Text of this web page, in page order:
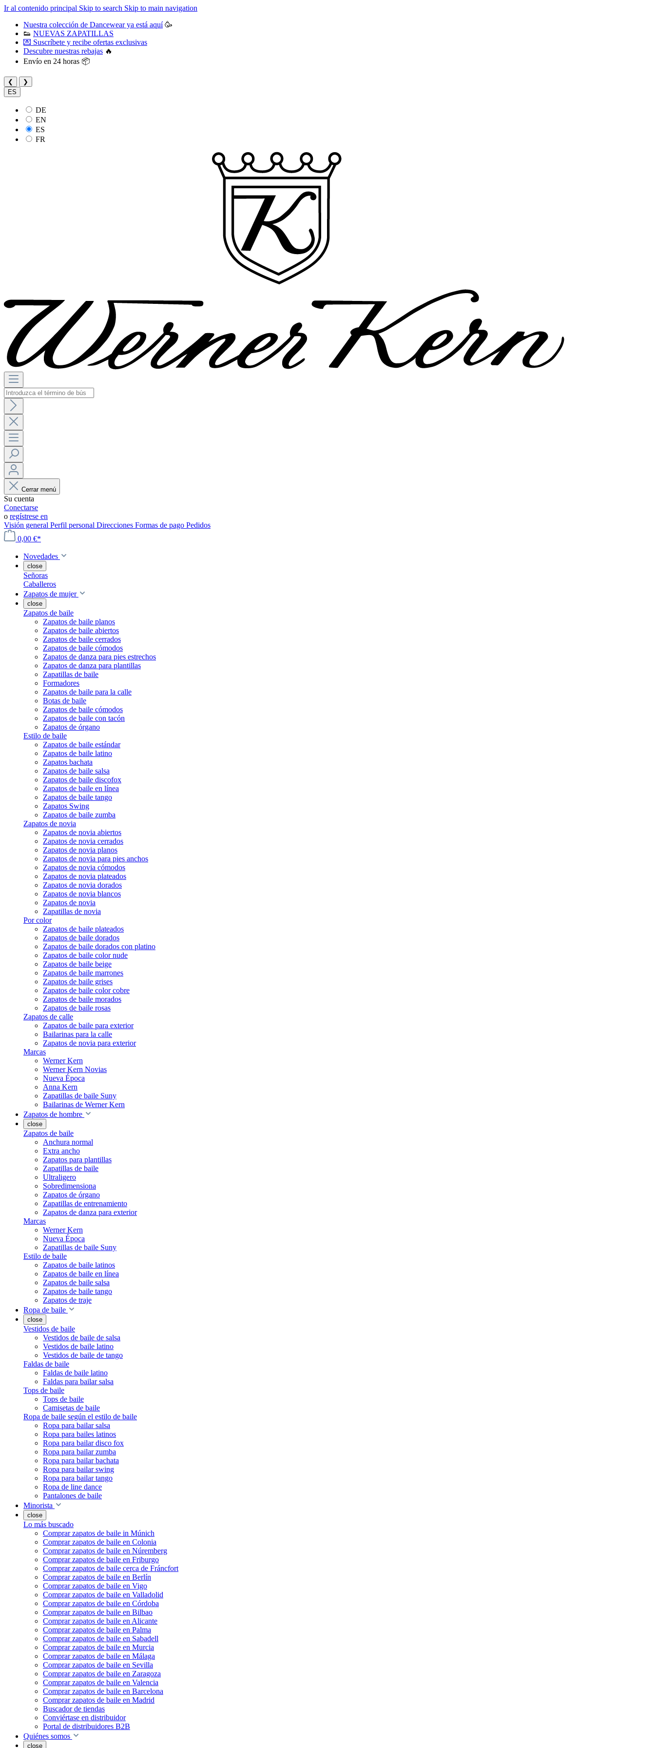
Ir al contenido principal Skip to search Skip to main navigation
Nuestra colección de Dancewear ya está aquí🥳
👟 NUEVAS ZAPATILLAS
💌 Suscríbete y recibe ofertas exclusivas
Descubre nuestras rebajas 🔥
Envío en 24 horas 📦
❮
❯
ES
DE
EN
ES
FR
Cerrar menú
Su cuenta
Conectarse
o regístrese en
Visión general Perfil personal Direcciones Formas de pago Pedidos
0,00 €*
Novedades
close
Señoras
Caballeros
Zapatos de mujer
close
Zapatos de baile
Zapatos de baile planos
Zapatos de baile abiertos
Zapatos de baile cerrados
Zapatos de baile cómodos
Zapatos de danza para pies estrechos
Zapatos de danza para plantillas
Zapatillas de baile
Formadores
Zapatos de baile para la calle
Botas de baile
Zapatos de baile cómodos
Zapatos de baile con tacón
Zapatos de órgano
Estilo de baile
Zapatos de baile estándar
Zapatos de baile latino
Zapatos bachata
Zapatos de baile salsa
Zapatos de baile discofox
Zapatos de baile en línea
Zapatos de baile tango
Zapatos Swing
Zapatos de baile zumba
Zapatos de novia
Zapatos de novia abiertos
Zapatos de novia cerrados
Zapatos de novia planos
Zapatos de novia para pies anchos
Zapatos de novia cómodos
Zapatos de novia plateados
Zapatos de novia dorados
Zapatos de novia blancos
Zapatos de novia
Zapatillas de novia
Por color
Zapatos de baile plateados
Zapatos de baile dorados
Zapatos de baile dorados con platino
Zapatos de baile color nude
Zapatos de baile beige
Zapatos de baile marrones
Zapatos de baile grises
Zapatos de baile color cobre
Zapatos de baile morados
Zapatos de baile rosas
Zapatos de calle
Zapatos de baile para exterior
Bailarinas para la calle
Zapatos de novia para exterior
Marcas
Werner Kern
Werner Kern Novias
Nueva Época
Anna Kern
Zapatillas de baile Suny
Bailarinas de Werner Kern
Zapatos de hombre
close
Zapatos de baile
Anchura normal
Extra ancho
Zapatos para plantillas
Zapatillas de baile
Ultraligero
Sobredimensiona
Zapatos de órgano
Zapatillas de entrenamiento
Zapatos de danza para exterior
Marcas
Werner Kern
Nueva Época
Zapatillas de baile Suny
Estilo de baile
Zapatos de baile latinos
Zapatos de baile en línea
Zapatos de baile salsa
Zapatos de baile tango
Zapatos de traje
Ropa de baile
close
Vestidos de baile
Vestidos de baile de salsa
Vestidos de baile latino
Vestidos de baile de tango
Faldas de baile
Faldas de baile latino
Faldas para bailar salsa
Tops de baile
Tops de baile
Camisetas de baile
Ropa de baile según el estilo de baile
Ropa para bailar salsa
Ropa para bailes latinos
Ropa para bailar disco fox
Ropa para bailar zumba
Ropa para bailar bachata
Ropa para bailar swing
Ropa para bailar tango
Ropa de line dance
Pantalones de baile
Minorista
close
Lo más buscado
Comprar zapatos de baile in Múnich
Comprar zapatos de baile en Colonia
Comprar zapatos de baile en Núremberg
Comprar zapatos de baile en Friburgo
Comprar zapatos de baile cerca de Fráncfort
Comprar zapatos de baile en Berlín
Comprar zapatos de baile en Vigo
Comprar zapatos de baile en Valladolid
Comprar zapatos de baile en Córdoba
Comprar zapatos de baile en Bilbao
Comprar zapatos de baile en Alicante
Comprar zapatos de baile en Palma
Comprar zapatos de baile en Sabadell
Comprar zapatos de baile en Murcia
Comprar zapatos de baile en Málaga
Comprar zapatos de baile en Sevilla
Comprar zapatos de baile en Zaragoza
Comprar zapatos de baile en Valencia
Comprar zapatos de baile en Barcelona
Comprar zapatos de baile en Madrid
Buscador de tiendas
Conviértase en distribuidor
Portal de distribuidores B2B
Quiénes somos
close